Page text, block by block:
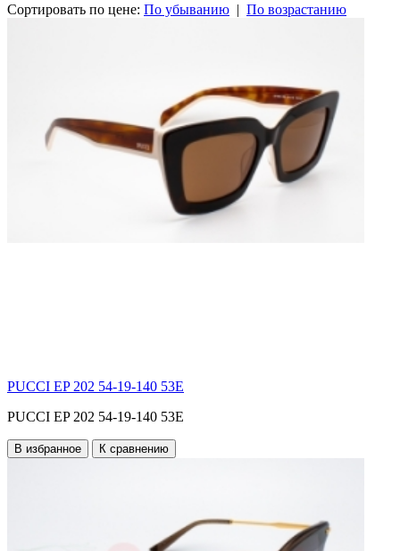
Сортировать по цене: По убыванию | По возрастанию
PUCCI EP 202 54-19-140 53E
PUCCI EP 202 54-19-140 53E
В избранное К сравнению